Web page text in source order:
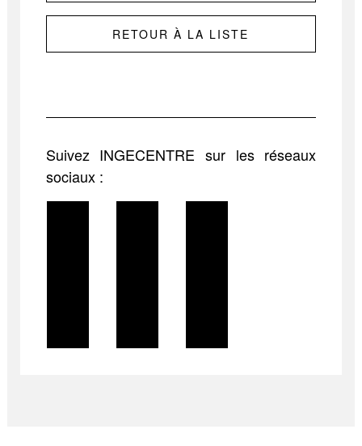
RETOUR À LA LISTE
Suivez INGECENTRE sur les réseaux
sociaux :